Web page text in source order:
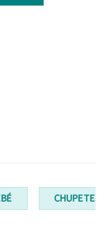
CHUPETES